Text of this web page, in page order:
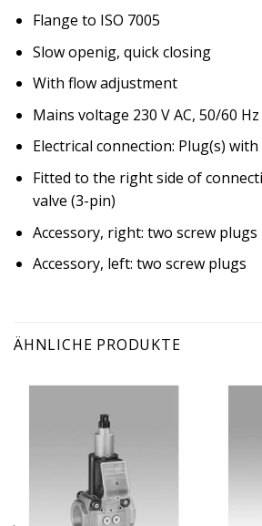
Flange to ISO 7005
Slow openig, quick closing
With flow adjustment
Mains voltage 230 V AC, 50/60 Hz
Electrical connection: Plug(s)
Fitted to the right side of
valve (3-pin)
Accessory, right: two screw plugs
Accessory, left: two screw plugs
ÄHNLICHE PRODUKTE